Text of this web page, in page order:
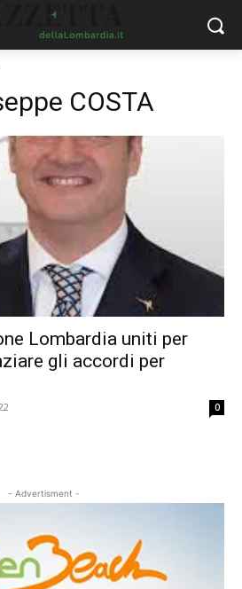
COSTA
Lombardia uniti per
gli accordi per
0
- Advertisment -